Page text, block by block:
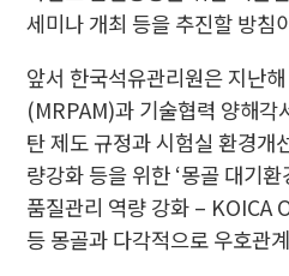
세미나 개최 등을 추진할 방침
앞서 한국석유관리원은 지난
(MRPAM)과 기술협력 양해각
탄 제도 규정과 시험실 환경개
량강화 등을 위한 ‘몽골 대기
품질관리 역량 강화 – KOICA
등 몽골과 다각적으로 우호관